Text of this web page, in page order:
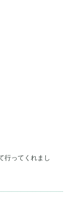
行ってくれまし